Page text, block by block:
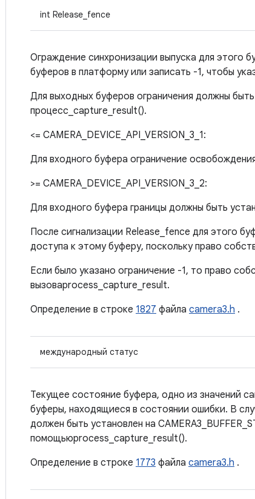
int Release_fence
Ограждение синхронизации выпуска для этого
буферов в платформу или записать -1, чтобы
Для выходных буферов ограничения должны
процесс_capture_result().
<= CAMERA_DEVICE_API_VERSION_3_1:
Для входного буфера ограничение
>= CAMERA_DEVICE_API_VERSION_3_2:
Для входного буфера границы должны быть
После сигнализации Release_fence для этого
доступа к этому буферу, поскольку право
Если было указано ограничение -1, то право
вызоваprocess_capture_result.
Определение в строке 1827 файла camera3.h .
международный статус
Текущее состояние буфера, одно из значений
буферы, находящиеся в состоянии ошибки. В
должен быть установлен на
помощьюprocess_capture_result().
Определение в строке 1773 файла camera3.h .